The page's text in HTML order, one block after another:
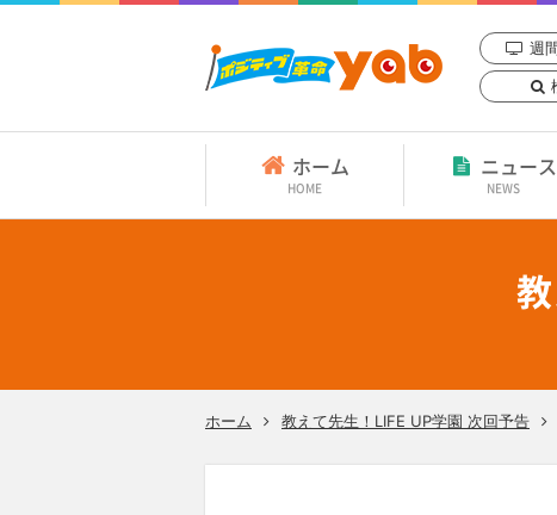
週
ホーム
HOME
ニュース
NEWS
ホーム 教えて先生！LIFE UP学園 次回予告